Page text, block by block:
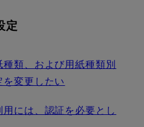
定
類、および用紙種類別
変更したい
には、認証を必要とし